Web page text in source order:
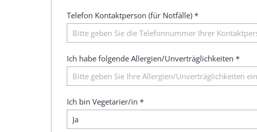
Telefon Kontaktperson (für Notfälle) *
Ich habe folgende Allergien/Unverträglichkeiten *
Ich bin Vegetarier/in *